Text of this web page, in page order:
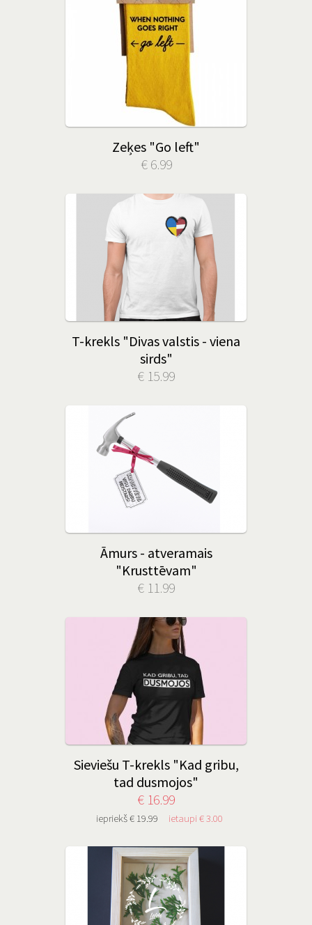
Zeķes "Go left"
€ 6.99
T-krekls "Divas valstis - viena
sirds"
€ 15.99
Āmurs - atveramais
"Krusttēvam"
€ 11.99
Sieviešu T-krekls "Kad gribu,
tad dusmojos"
€ 16.99
iepriekš € 19.99 ietaupi € 3.00